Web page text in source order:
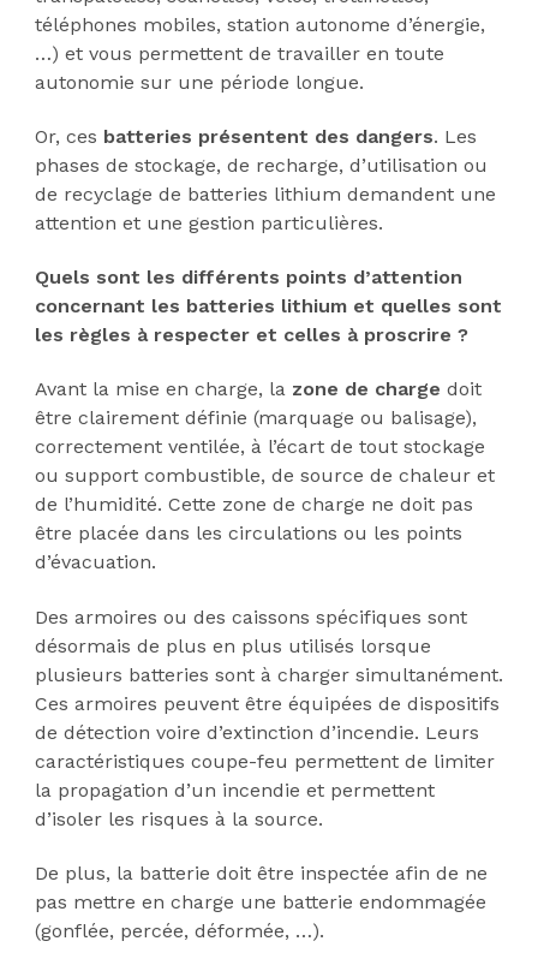
téléphones mobiles, station autonome d’énergie,
…) et vous permettent de travailler en toute
autonomie sur une période longue.
Or, ces batteries présentent des dangers. Les
phases de stockage, de recharge, d’utilisation ou
de recyclage de batteries lithium demandent une
attention et une gestion particulières.
Quels sont les différents points d’attention
concernant les batteries lithium et quelles sont
les règles à respecter et celles à proscrire ?
Avant la mise en charge, la zone de charge doit
être clairement définie (marquage ou balisage),
correctement ventilée, à l’écart de tout stockage
ou support combustible, de source de chaleur et
de l’humidité. Cette zone de charge ne doit pas
être placée dans les circulations ou les points
d’évacuation.
Des armoires ou des caissons spécifiques sont
désormais de plus en plus utilisés lorsque
plusieurs batteries sont à charger simultanément.
Ces armoires peuvent être équipées de dispositifs
de détection voire d’extinction d’incendie. Leurs
caractéristiques coupe-feu permettent de limiter
la propagation d’un incendie et permettent
d’isoler les risques à la source.
De plus, la batterie doit être inspectée afin de ne
pas mettre en charge une batterie endommagée
(gonflée, percée, déformée, …).